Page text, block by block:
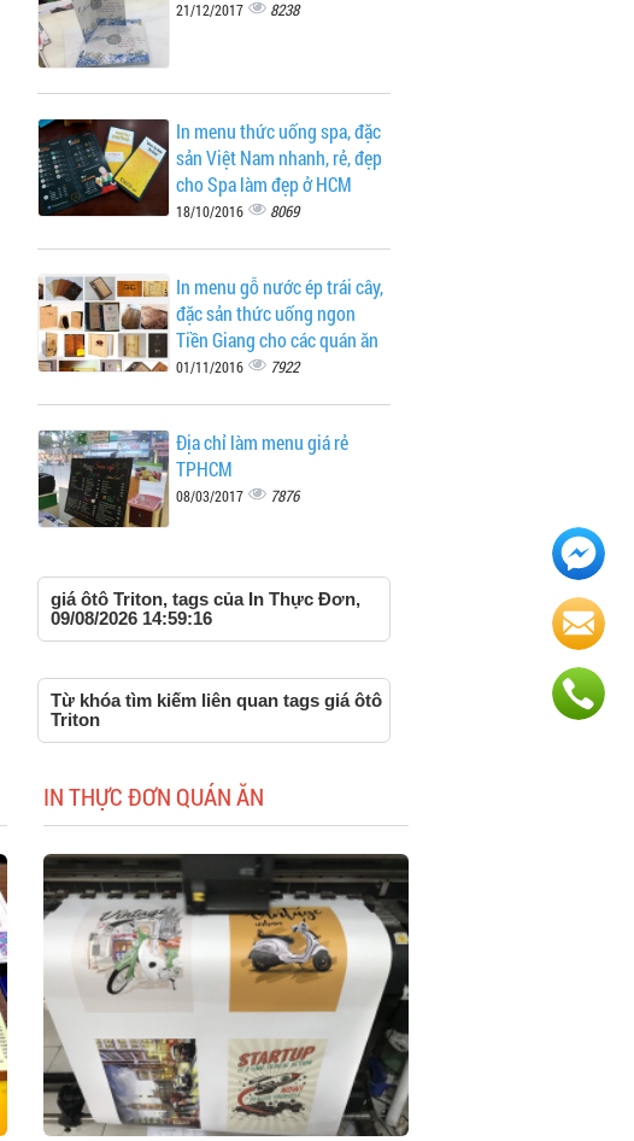
21/12/2017 8238
In menu thức uống spa, đặc
sản Việt Nam nhanh, rẻ, đẹp
cho Spa làm đẹp ở HCM
18/10/2016 8069
In menu gỗ nước ép trái cây,
đặc sản thức uống ngon
Tiền Giang cho các quán ăn
01/11/2016 7922
Địa chỉ làm menu giá rẻ
TPHCM
08/03/2017 7876
giá ôtô Triton, tags của In Thực Đơn,
09/08/2026 14:59:16
Từ khóa tìm kiếm liên quan tags giá ôtô
Triton
IN THỰC ĐƠN QUÁN ĂN